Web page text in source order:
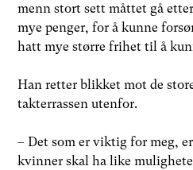
menn stort sett måttet gå
mye penger, for å kunne
hatt mye større frihet til å
Han retter blikket mot de
takterrassen utenfor.
– Det som er viktig for meg,
kvinner skal ha like